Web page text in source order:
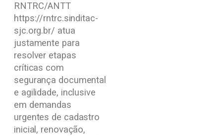
RNTRC/ANTT
https://rntrc.sinditac-
sjc.org.br/ atua
justamente para
resolver etapas
críticas com
segurança documental
e agilidade, inclusive
em demandas
urgentes de cadastro
inicial, renovação,